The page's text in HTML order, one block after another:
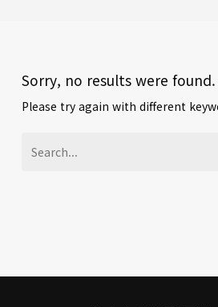
Sorry, no results were found.
Please try again with different